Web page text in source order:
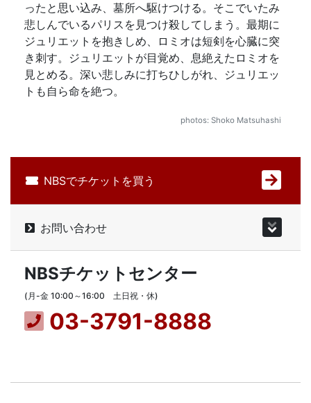
ったと思い込み、墓所へ駆けつける。そこでいたみ
悲しんでいるパリスを見つけ殺してしまう。最期に
ジュリエットを抱きしめ、ロミオは短剣を心臓に突
き刺す。ジュリエットが目覚め、息絶えたロミオを
見とめる。深い悲しみに打ちひしがれ、ジュリエッ
トも自ら命を絶つ。
photos: Shoko Matsuhashi
NBSでチケットを買う
お問い合わせ
NBSチケットセンター
(月-金 10:00～16:00 土日祝・休)
03-3791-8888